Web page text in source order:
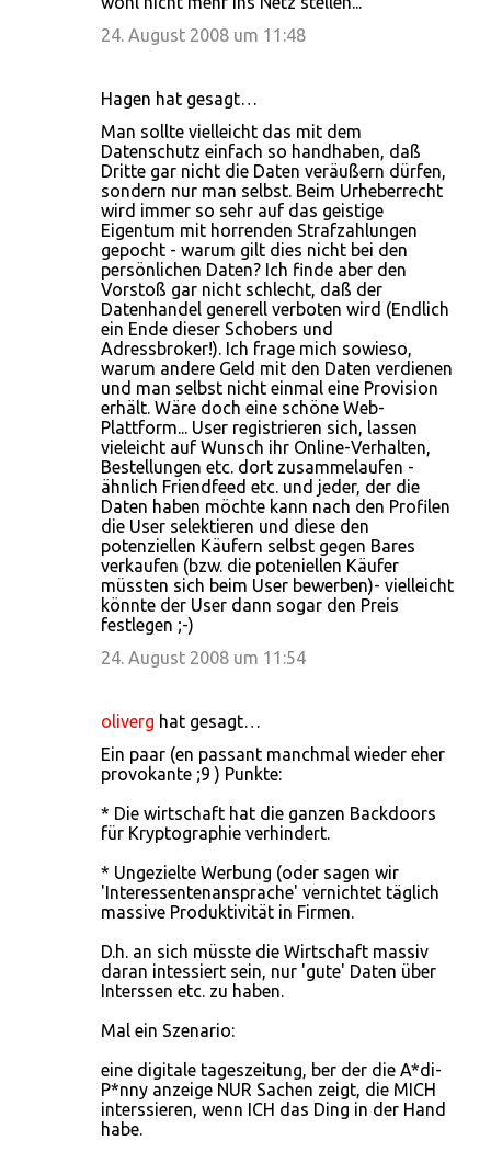
24. August 2008 um 11:48
Hagen hat gesagt…
Man sollte vielleicht das mit dem
Datenschutz einfach so handhaben, daß
Dritte gar nicht die Daten veräußern dürfen,
sondern nur man selbst. Beim Urheberrecht
wird immer so sehr auf das geistige
Eigentum mit horrenden Strafzahlungen
gepocht - warum gilt dies nicht bei den
persönlichen Daten? Ich finde aber den
Vorstoß gar nicht schlecht, daß der
Datenhandel generell verboten wird (Endlich
ein Ende dieser Schobers und
Adressbroker!). Ich frage mich sowieso,
warum andere Geld mit den Daten verdienen
und man selbst nicht einmal eine Provision
erhält. Wäre doch eine schöne Web-
Plattform... User registrieren sich, lassen
vieleicht auf Wunsch ihr Online-Verhalten,
Bestellungen etc. dort zusammelaufen -
ähnlich Friendfeed etc. und jeder, der die
Daten haben möchte kann nach den Profilen
die User selektieren und diese den
potenziellen Käufern selbst gegen Bares
verkaufen (bzw. die poteniellen Käufer
müssten sich beim User bewerben)- vielleicht
könnte der User dann sogar den Preis
festlegen ;-)
24. August 2008 um 11:54
oliverg hat gesagt…
Ein paar (en passant manchmal wieder eher
provokante ;9 ) Punkte:
* Die wirtschaft hat die ganzen Backdoors
für Kryptographie verhindert.
* Ungezielte Werbung (oder sagen wir
'Interessentenansprache' vernichtet täglich
massive Produktivität in Firmen.
D.h. an sich müsste die Wirtschaft massiv
daran intessiert sein, nur 'gute' Daten über
Interssen etc. zu haben.
Mal ein Szenario:
eine digitale tageszeitung, ber der die A*di-
P*nny anzeige NUR Sachen zeigt, die MICH
interssieren, wenn ICH das Ding in der Hand
habe.